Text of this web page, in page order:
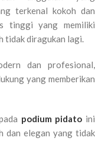
terkenal kokoh dan
tinggi yang memiliki
tidak diragukan lagi.
dan profesional,
yang memberikan
podium pidato ini
dan elegan yang tidak